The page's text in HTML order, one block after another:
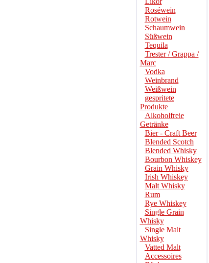
Roséwein
Rotwein
Schaumwein
Süßwein
Tequila
Trester / Grappa /
Marc
Vodka
Weinbrand
Weißwein
gespritete
Produkte
Alkoholfreie
Getränke
Bier - Craft Beer
Blended Scotch
Blended Whisky
Bourbon Whiskey
Grain Whisky
Irish Whiskey
Malt Whisky
Rum
Rye Whiskey
Single Grain
Whisky
Single Malt
Whisky
Vatted Malt
Accessoires